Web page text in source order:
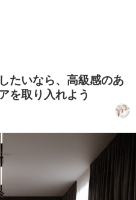
たいなら、高級感のあ
を取り入れよう